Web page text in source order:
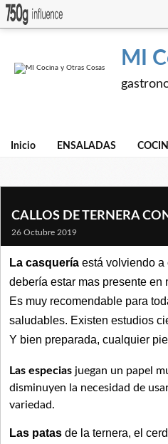
MI
Inicio ENSALADAS
CALLOS DE TERNERA
26 Octubre 2019
La casquería está volviendo a
debería estar mas presente en
Es muy recomendable para
saludables. Existen estudios
Y bien preparada, cualquier
Las especias juegan un papel
disminuyen la necesidad de
variedad.
Las patas de la ternera, el